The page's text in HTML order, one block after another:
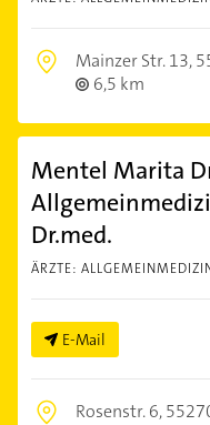
Mainzer Str. 13,
6,5 km
Mentel Marita
Dr.med.
ÄRZTE:
E-Mail
Rosenstr. 6,